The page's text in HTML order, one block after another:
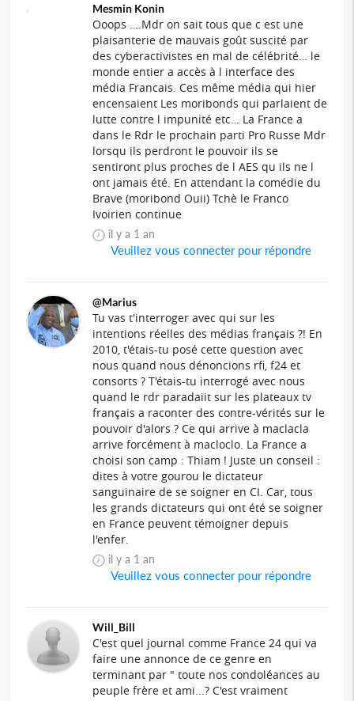
Mesmin Konin
Ooops ….Mdr on sait tous que c est une
plaisanterie de mauvais goût suscité par
des cyberactivistes en mal de célébrité… le
monde entier a accès à l interface des
média Francais. Ces même média qui hier
encensaient Les moribonds qui parlaient de
lutte contre l impunité etc… La France a
dans le Rdr le prochain parti Pro Russe Mdr
lorsqu ils perdront le pouvoir ils se
sentiront plus proches de l AES qu ils ne l
ont jamais été. En attendant la comédie du
Brave (moribond Ouii) Tchè le Franco
Ivoirien continue
il y a 1 an
Veuillez vous connecter pour répondre
@Marius
Tu vas t'interroger avec qui sur les
intentions réelles des médias français ?! En
2010, t'étais-tu posé cette question avec
nous quand nous dénoncions rfi, f24 et
consorts ? T'étais-tu interrogé avec nous
quand le rdr paradaiit sur les plateaux tv
français a raconter des contre-vérités sur le
pouvoir d'alors ? Ce qui arrive à maclacla
arrive forcément à macloclo. La France a
choisi son camp : Thiam ! Juste un conseil :
dites à votre gourou le dictateur
sanguinaire de se soigner en CI. Car, tous
les grands dictateurs qui ont été se soigner
en France peuvent témoigner depuis
l'enfer.
il y a 1 an
Veuillez vous connecter pour répondre
Will_Bill
C'est quel journal comme France 24 qui va
faire une annonce de ce genre en
terminant par " toute nos condoléances au
peuple frère et ami...? C'est vraiment